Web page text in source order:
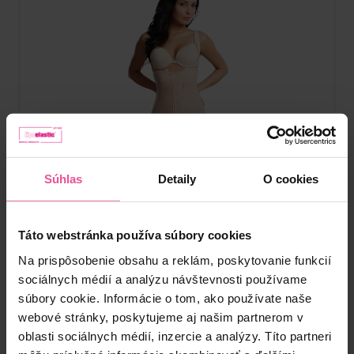
Súhlas Detaily O cookies
Táto webstránka používa súbory cookies
Na prispôsobenie obsahu a reklám, poskytovanie funkcií
sociálnych médií a analýzu návštevnosti používame
súbory cookie. Informácie o tom, ako používate naše
webové stránky, poskytujeme aj našim partnerom v
oblasti sociálnych médií, inzercie a analýzy. Títo partneri
Telová Čierna
VB Variant